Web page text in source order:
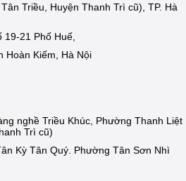
Triều, Huyện Thanh Trì cũ), TP. Hà
21 Phố Huế,
Hoàn Kiếm, Hà Nội
nghề Triều Khúc, Phường Thanh Liệt
Trì cũ)
Kỳ Tân Quý. Phường Tân Sơn Nhì